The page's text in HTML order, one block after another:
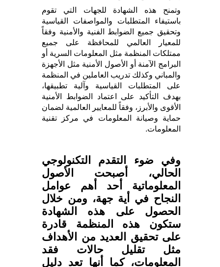
وتمنح هذه الشهادة للجهات التي تقوم
باستيفاء المتطلبات والمواصفات القياسية
وتحقيق جميع الضوابط الفنية والأمنية وفقاً
للمعيار العالمي للمحافظة على جميع
ممتلكات المنظمة مثل المعلومات السرية أو
البرامج الآمنة أو الأصول الأمنية مثل الأجهزة
والمباني وكذلك تدريب العاملين في المنظمة
على المتطلبات القياسية وآلية تطبيقها،
بهدف التأكيد على اعتماد الضوابط الأمنية
الأقوى والأبرز، وفقاً للمعايير العالمية لضمان
حماية وصيانة المعلومات في مركز تقنية
المعلومات.
وفي ضوء التقدم التكنولوجي
الحالي، أصبحت الأصول
المعلوماتية أحد أهم عوامل
النجاح في أية جهة، ومن خلال
الحصول على هذه الشهادة
ستكون هذه المنظمة قادرة
على تحقيق العديد من الأهداف
مثل تقليل حالات فقد
المعلومات، كما أنها تعد دليل